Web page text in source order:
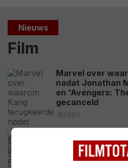
Nieuws
Film
Marvel over
nadat Jonathan
en 'Avengers:
gecanceld
De grote baas
van twee van de
van 2026 goed